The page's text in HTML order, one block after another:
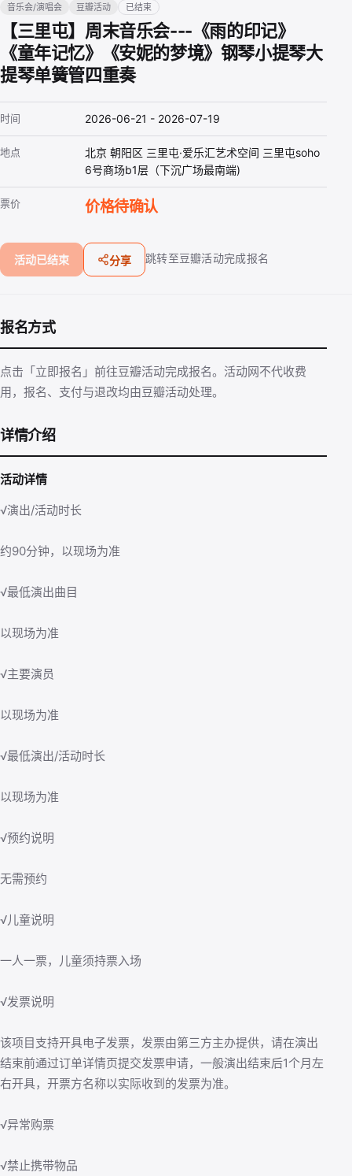
音乐会/演唱会 豆瓣活动 已结束
【三里屯】周末音乐会---《雨的印记》
《童年记忆》《安妮的梦境》钢琴小提琴大
提琴单簧管四重奏
时间 2026-06-21 - 2026-07-19
地点
北京 朝阳区 三里屯·爱乐汇艺术空间 三里屯soho
6号商场b1层（下沉广场最南端)
票价 价格待确认
活动已结束 分享 跳转至豆瓣活动完成报名
报名方式
点击「立即报名」前往豆瓣活动完成报名。活动网不代收费
用，报名、支付与退改均由豆瓣活动处理。
详情介绍
活动详情
√演出/活动时长
约90分钟，以现场为准
√最低演出曲目
以现场为准
√主要演员
以现场为准
√最低演出/活动时长
以现场为准
√预约说明
无需预约
√儿童说明
一人一票，儿童须持票入场
√发票说明
该项目支持开具电子发票，发票由第三方主办提供，请在演出
结束前通过订单详情页提交发票申请，一般演出结束后1个月左
右开具，开票方名称以实际收到的发票为准。
√异常购票
√禁止携带物品